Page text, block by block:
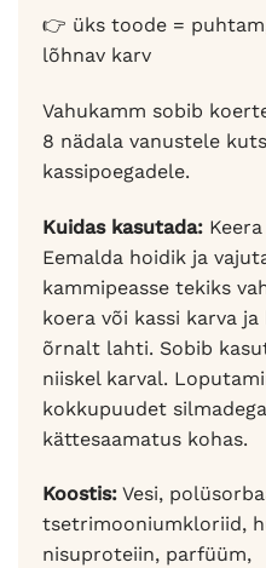
👉 üks toode =
lõhnav karv
Vahukamm sobib
8 nädala vanustele
kassipoegadele.
Kuidas kasutada:
Eemalda hoidik ja
kammipeasse tekiks
koera või kassi karva
õrnalt lahti. Sobib
niiskel karval.
kokkupuudet
kättesaamatus kohas.
Koostis: Vesi,
tsetrimooniumkloriid,
nisuproteiin, parfüüm,